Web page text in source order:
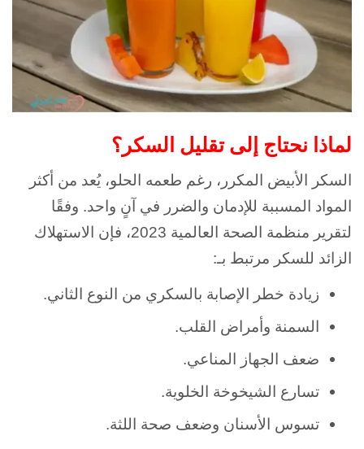
لماذا نحتاج إلى تقليل السكر؟
السكر الأبيض المكرر، رغم طعمه الحلو، يُعد من أكثر
المواد المسببة للإدمان والضرر في آنٍ واحد. وفقًا
لتقرير منظمة الصحة العالمية 2023، فإن الاستهلاك
الزائد للسكر مرتبط بـ:
زيادة خطر الإصابة بالسكري من النوع الثاني.
السمنة وأمراض القلب.
ضعف الجهاز المناعي.
تسارع الشيخوخة الخلوية.
تسوس الأسنان وضعف صحة اللثة.